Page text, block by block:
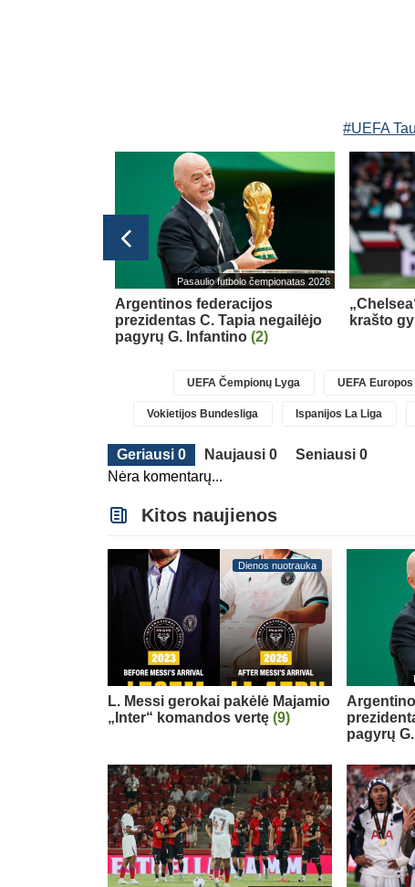
#UEFA
Pasaulio futbolo čempionatas 2026
Argentinos federacijos
prezidentas C. Tapia negailėjo
pagyrų G. Infantino (2)
krašto
UEFA Čempionų Lyga UEFA
Vokietijos Bundesliga Ispanijos La Liga
Geriausi 0 Naujausi 0
Seniausi 0
Nėra komentarų...
Kitos naujienos
Dienos nuotrauka
L. Messi gerokai pakėlė Majamio
„Inter“ komandos vertę (9)
pagyrų